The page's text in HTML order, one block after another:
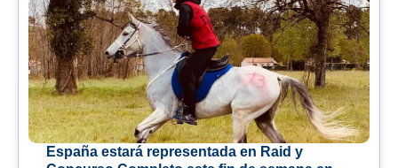
España estará representada en Raid y